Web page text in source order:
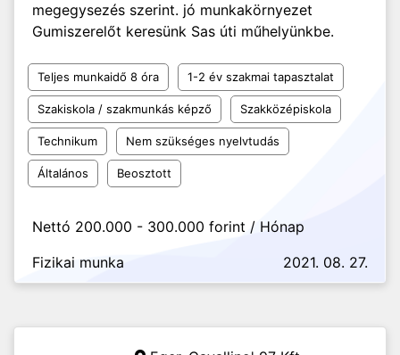
megegysezés szerint. jó munkakörnyezet
Gumiszerelőt keresünk Sas úti műhelyünkbe.
Teljes munkaidő 8 óra 1-2 év szakmai tapasztalat
Szakiskola / szakmunkás képző Szakközépiskola
Technikum Nem szükséges nyelvtudás
Általános Beosztott
Nettó 200.000 - 300.000 forint / Hónap
Fizikai munka
2021. 08. 27.